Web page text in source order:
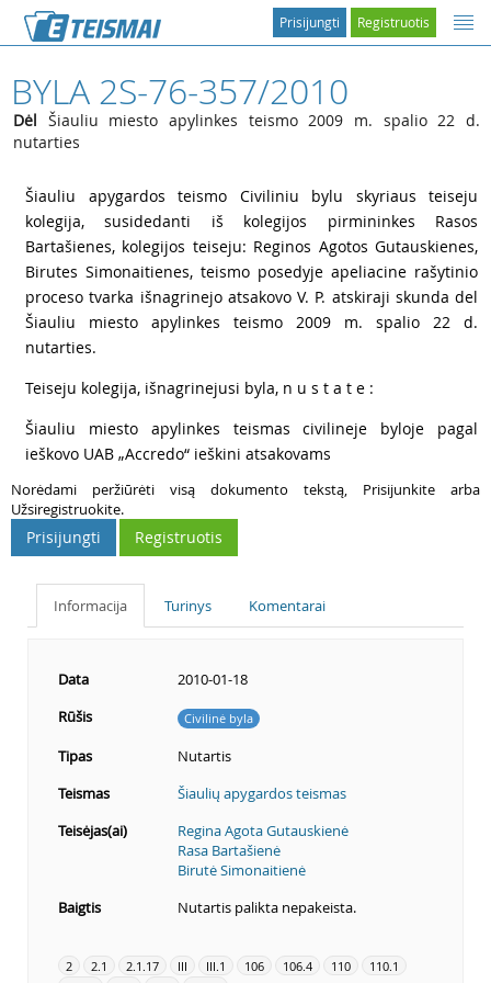
Registruotis
Prisijungti
BYLA 2S-76-357/2010
Dėl Šiauliu miesto apylinkes teismo 2009 m. spalio 22 d.
nutarties
Šiauliu apygardos teismo Civiliniu bylu skyriaus teiseju
kolegija, susidedanti iš kolegijos pirmininkes Rasos
Bartašienes, kolegijos teiseju: Reginos Agotos Gutauskienes,
Birutes Simonaitienes, teismo posedyje apeliacine rašytinio
proceso tvarka išnagrinejo atsakovo V. P. atskiraji skunda del
Šiauliu miesto apylinkes teismo 2009 m. spalio 22 d.
nutarties.
Teiseju kolegija, išnagrinejusi byla, n u s t a t e :
Šiauliu miesto apylinkes teismas civilineje byloje pagal
ieškovo UAB „Accredo“ ieškini atsakovams
Norėdami peržiūrėti visą dokumento tekstą, Prisijunkite arba
Užsiregistruokite.
Prisijungti Registruotis
Informacija Turinys Komentarai
Data
2010-01-18
Rūšis
Civilinė byla
Tipas
Nutartis
Teismas
Šiaulių apygardos teismas
Teisėjas(ai)
Regina Agota Gutauskienė
Rasa Bartašienė
Birutė Simonaitienė
Baigtis
Nutartis palikta nepakeista.
2 2.1 2.1.17 III III.1 106 106.4 110
110.1